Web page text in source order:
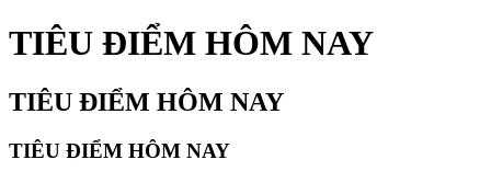
TIÊU ĐIỂM HÔM NAY
TIÊU ĐIỂM HÔM NAY
TIÊU ĐIỂM HÔM NAY